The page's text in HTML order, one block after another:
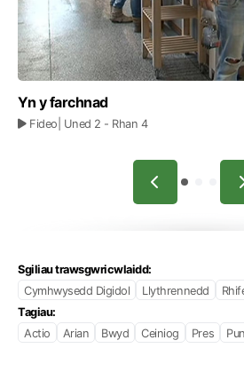
Yn y farchnad
Fideo | Uned 2 - Rhan 4
Sgiliau trawsgwricwlaidd:
Cymhwysedd Digidol
Llythrennedd
Tagiau:
Actio
Arian Bwyd Ceiniog Pres